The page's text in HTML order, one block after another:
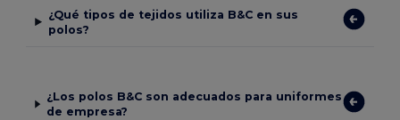
¿Qué tipos de tejidos utiliza B&C en sus
polos?
¿Los polos B&C son adecuados para uniformes
de empresa?